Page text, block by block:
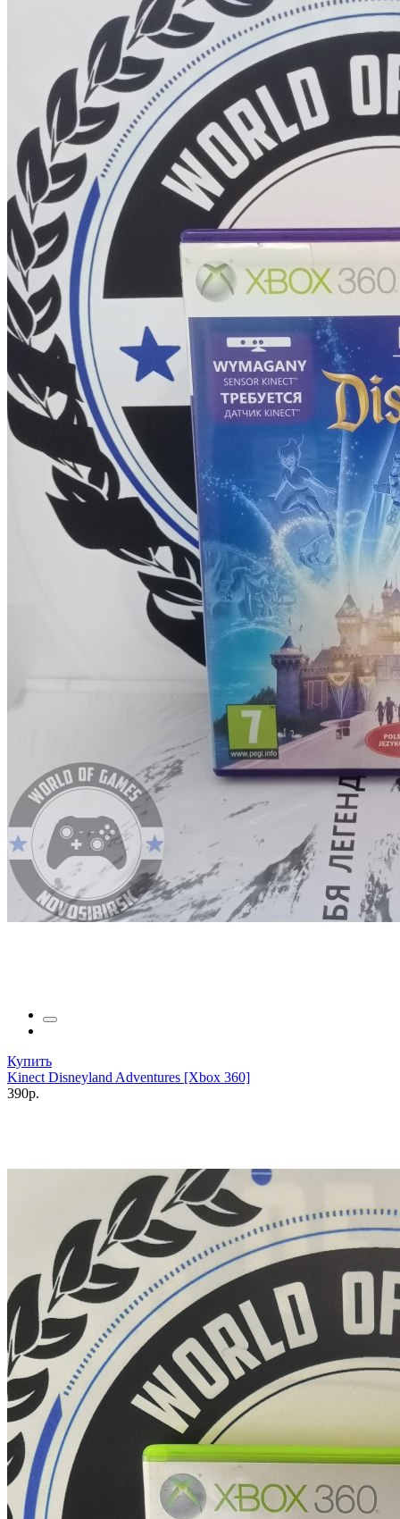
Купить
Kinect Disneyland Adventures [Xbox 360]
390р.